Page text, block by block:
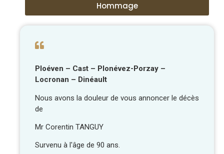
Hommage
Ploéven – Cast – Plonévez-Porzay –
Locronan – Dinéault
Nous avons la douleur de vous annoncer le décès
de
Mr Corentin TANGUY
Survenu à l'âge de 90 ans.